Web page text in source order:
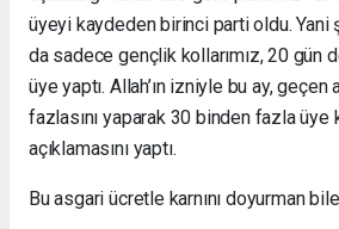
üyeyi kaydeden birinci parti oldu. Yani
da sadece gençlik kollarımız, 20 gün
üye yaptı. Allah’ın izniyle bu ay,
fazlasını yaparak 30 binden fazla üye
açıklamasını yaptı.
Bu asgari ücretle karnını doyurman